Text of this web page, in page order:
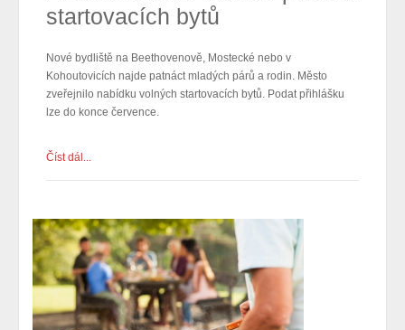
startovacích bytů
Nové bydliště na Beethovenově, Mostecké nebo v
Kohoutovicích najde patnáct mladých párů a rodin. Město
zveřejnilo nabídku volných startovacích bytů. Podat přihlášku
lze do konce července.
Číst dál...